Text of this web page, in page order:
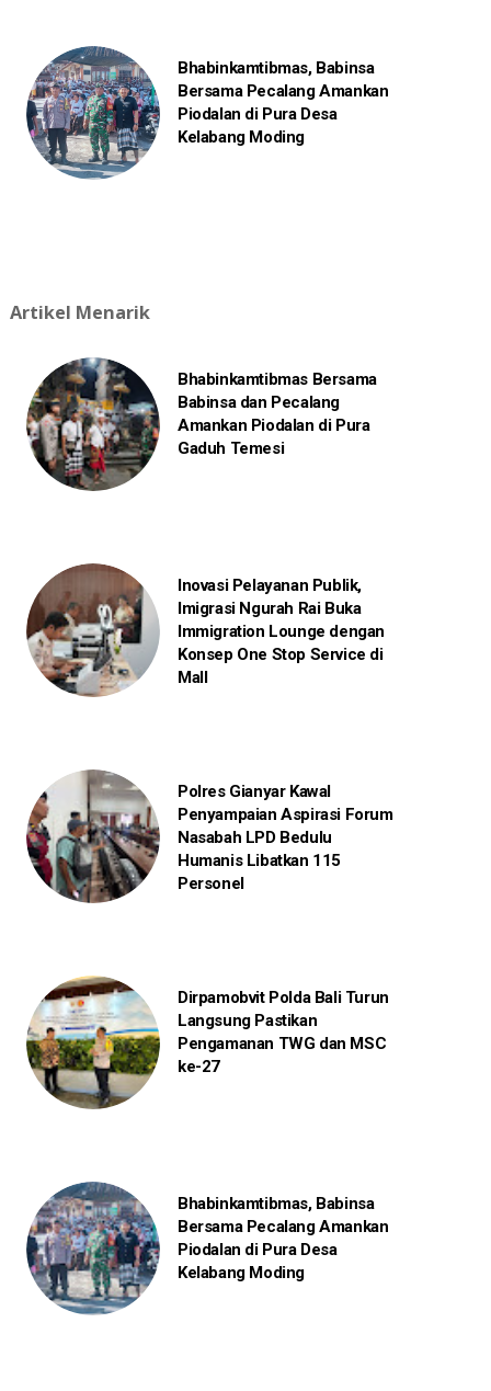
Bhabinkamtibmas, Babinsa
Bersama Pecalang Amankan
Piodalan di Pura Desa
Kelabang Moding
Artikel Menarik
Bhabinkamtibmas Bersama
Babinsa dan Pecalang
Amankan Piodalan di Pura
Gaduh Temesi
Inovasi Pelayanan Publik,
Imigrasi Ngurah Rai Buka
Immigration Lounge dengan
Konsep One Stop Service di
Mall
Polres Gianyar Kawal
Penyampaian Aspirasi Forum
Nasabah LPD Bedulu
Humanis Libatkan 115
Personel
Dirpamobvit Polda Bali Turun
Langsung Pastikan
Pengamanan TWG dan MSC
ke-27
Bhabinkamtibmas, Babinsa
Bersama Pecalang Amankan
Piodalan di Pura Desa
Kelabang Moding